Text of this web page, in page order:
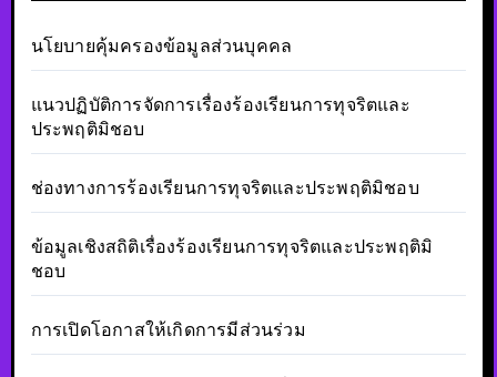
นโยบายคุ้มครองข้อมูลส่วนบุคคล
แนวปฏิบัติการจัดการเรื่องร้องเรียนการทุจริตและ
ประพฤติมิชอบ
ช่องทางการร้องเรียนการทุจริตและประพฤติมิชอบ
ข้อมูลเชิงสถิติเรื่องร้องเรียนการทุจริตและประพฤติมิ
ชอบ
การเปิดโอกาสให้เกิดการมีส่วนร่วม